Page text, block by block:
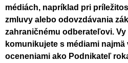
médiách, napríklad pri
zmluvy alebo odovzdávania
zahraničnému odberateľovi.
komunikujete s médiami
oceneniami ako Podnikateľ